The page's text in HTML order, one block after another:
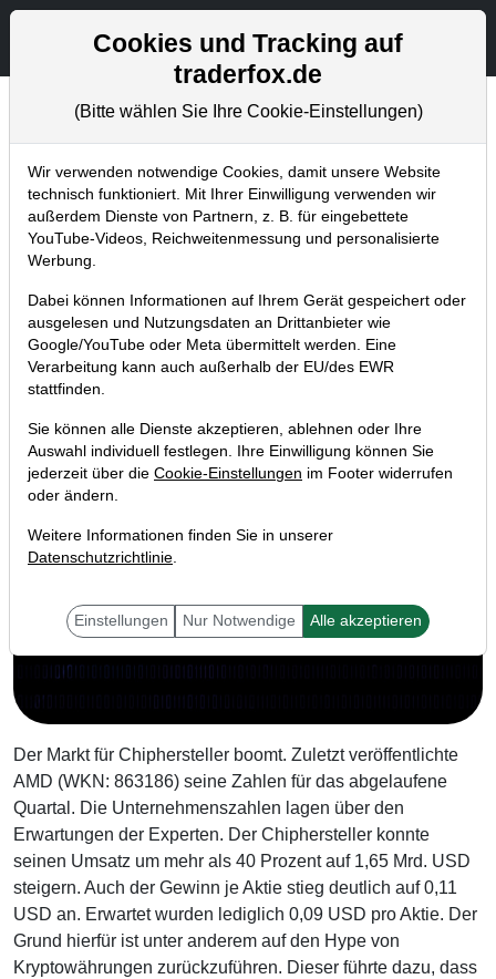
Aktien- und Artikelsuche
Chartanalysen
Home Blog Chartanalysen
Chartanalyse AMD: Angriff auf
Intel und Nvidia!
22.05.2018 um 09:44 Uhr | P. Uhlschmied
Der Markt für Chiphersteller boomt. Zuletzt veröffentlichte
AMD (WKN: 863186) seine Zahlen für das abgelaufene
Quartal. Die Unternehmenszahlen lagen über den
Erwartungen der Experten. Der Chiphersteller konnte
seinen Umsatz um mehr als 40 Prozent auf 1,65 Mrd. USD
steigern. Auch der Gewinn je Aktie stieg deutlich auf 0,11
USD an. Erwartet wurden lediglich 0,09 USD pro Aktie. Der
Grund hierfür ist unter anderem auf den Hype von
Kryptowährungen zurückzuführen. Dieser führte dazu, dass
Cookies und Tracking auf
traderfox.de
(Bitte wählen Sie Ihre Cookie-Einstellungen)
Wir verwenden notwendige Cookies, damit unsere Website
technisch funktioniert. Mit Ihrer Einwilligung verwenden wir
außerdem Dienste von Partnern, z. B. für eingebettete
YouTube-Videos, Reichweitenmessung und personalisierte
Werbung.
Dabei können Informationen auf Ihrem Gerät gespeichert oder
ausgelesen und Nutzungsdaten an Drittanbieter wie
Google/YouTube oder Meta übermittelt werden. Eine
Verarbeitung kann auch außerhalb der EU/des EWR
stattfinden.
Sie können alle Dienste akzeptieren, ablehnen oder Ihre
Auswahl individuell festlegen. Ihre Einwilligung können Sie
jederzeit über die Cookie-Einstellungen im Footer widerrufen
oder ändern.
Weitere Informationen finden Sie in unserer
Datenschutzrichtlinie.
Einstellungen Nur Notwendige Alle akzeptieren